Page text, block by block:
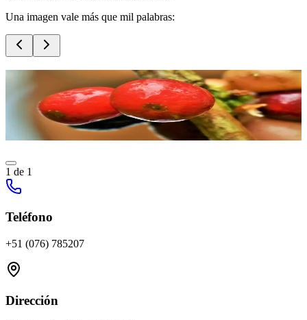
Una imagen vale más que mil palabras:
630 Speciality Coffee
630 Speciality Coffee
630 Speciality Coffee
1 de 1
Teléfono
+51 (076) 785207
Dirección